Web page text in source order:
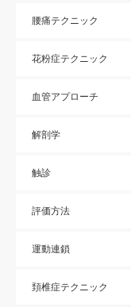
腰痛テクニック
花粉症テクニック
血管アプローチ
解剖学
触診
評価方法
運動連鎖
頚椎症テクニック